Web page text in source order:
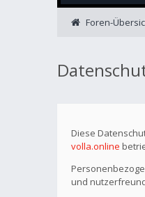
Foren-
Diese
volla.online
und